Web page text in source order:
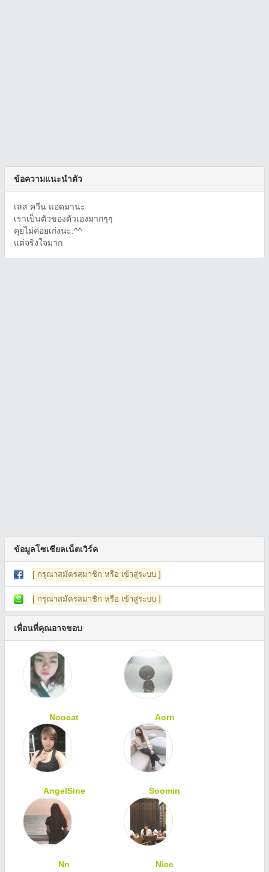
ข้อความแนะนำตัว
เลส ควีน แอดมานะ
เราเป็นตัวของตัวเองมากๆๆ
คุยไม่ค่อยเก่งนะ.^^
แต่จริงใจมาก
ข้อมูลโซเชียลเน็ตเวิร์ค
[ กรุณาสมัครสมาชิก หรือ เข้าสู่ระบบ ]
[ กรุณาสมัครสมาชิก หรือ เข้าสู่ระบบ ]
เพื่อนที่คุณอาจชอบ
Noocat Aorn
AngelSine Soomin
Nn Nice